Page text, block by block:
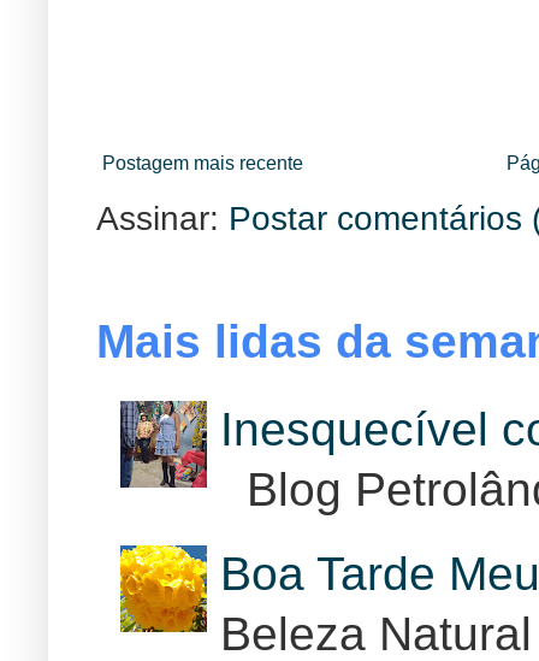
Postagem mais recente
Assinar: Postar comentários
Mais lidas da
Inesquecível
Blog
Boa Tarde
Beleza